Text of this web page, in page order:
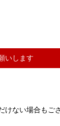
いします
ない場合もご